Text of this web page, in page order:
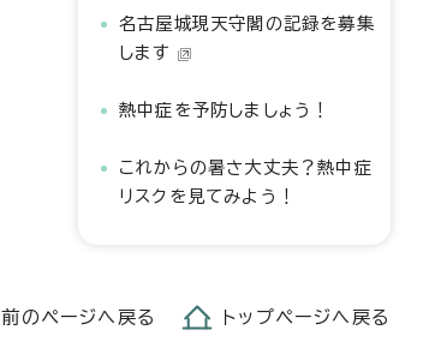
名古屋城現天守閣の記録を募集
します
熱中症を予防しましょう！
これからの暑さ大丈夫？熱中症
リスクを見てみよう！
前のページへ戻る トップページへ戻る